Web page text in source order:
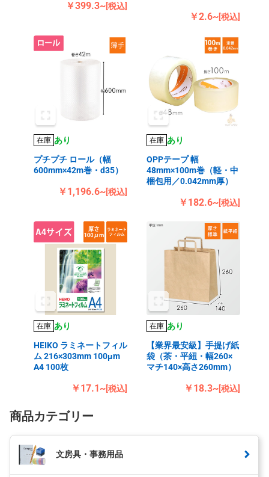
￥399.3~[税込]
￥2.6~[税込]
在庫 あり
プチプチ ロール（幅
600mm×42m巻・d35）
￥1,196.6~[税込]
在庫 あり
OPPテープ 幅
48mm×100m巻（軽・中
梱包用／0.042mm厚）
￥182.6~[税込]
在庫 あり
HEIKO ラミネートフィル
ム 216×303mm 100μm
A4 100枚
￥17.1~[税込]
在庫 あり
【業界最安級】手提げ紙
袋（茶・平紐・幅260×
マチ140×高さ260mm）
￥18.3~[税込]
商品カテゴリー
文房具・事務用品